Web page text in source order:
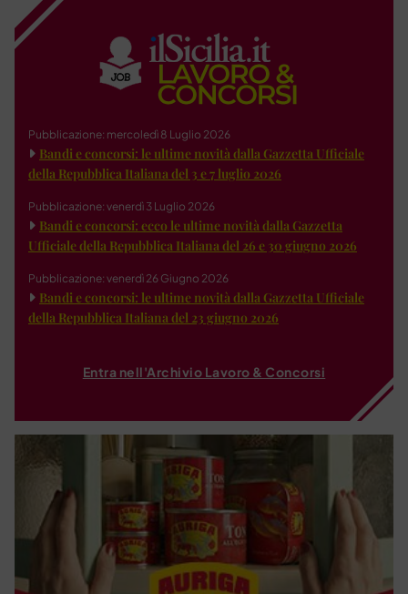
Pubblicazione: mercoledì 8 Luglio 2026
Bandi e concorsi: le ultime novità dalla Gazzetta Ufficiale
della Repubblica Italiana del 3 e 7 luglio 2026
Pubblicazione: venerdì 3 Luglio 2026
Bandi e concorsi: ecco le ultime novità dalla Gazzetta
Ufficiale della Repubblica Italiana del 26 e 30 giugno 2026
Pubblicazione: venerdì 26 Giugno 2026
Bandi e concorsi: le ultime novità dalla Gazzetta Ufficiale
della Repubblica Italiana del 23 giugno 2026
Entra nell'Archivio Lavoro & Concorsi